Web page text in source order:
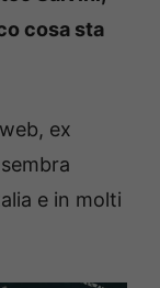
cosa sta
ex
e in molti